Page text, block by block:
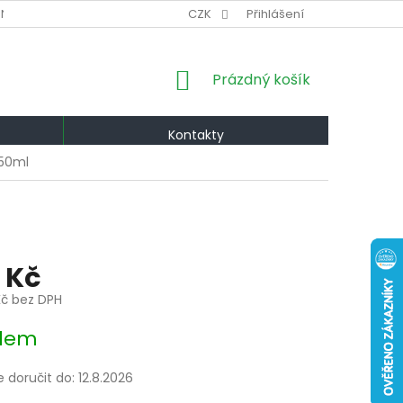
PODMÍNKY VÝMĚNA A VRÁCENÍ PODMÍNKY OCHRANY
CZK Přihlášení
NÁKUPNÍ
Prázdný košík
Kontakty
bez DPH
doručit do: 12.8.2026